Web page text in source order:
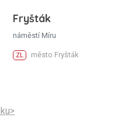
Fryšták
náměstí Míru
ZL město Fryšták